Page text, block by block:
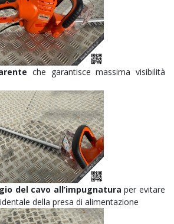
che garantisce massima visibilità
del cavo all’impugnatura per evitare
della presa di alimentazione